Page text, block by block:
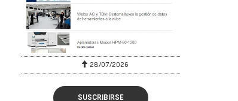
28/07/2026
SUSCRIBIRSE